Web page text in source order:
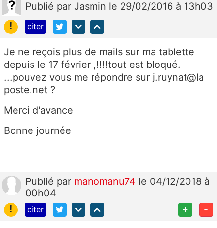
Publié par Jasmin le 29/02/2016 à 13h03
!
citer
Je ne reçois plus de mails sur ma tablette
depuis le 17 février ,!!!!tout est bloqué.
...pouvez vous me répondre sur j.ruynat@la
poste.net ?
Merci d'avance
Bonne journée
Publié par manomanu74 le 04/12/2018 à
00h04
!
citer + -